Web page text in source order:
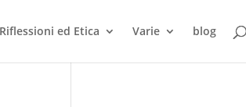
Riflessioni ed Etica Varie blog